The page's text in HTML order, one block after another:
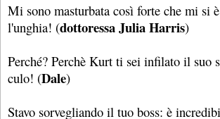
Mi sono masturbata così forte che mi si
l'unghia! (dottoressa Julia Harris)
Perché? Perchè Kurt ti sei infilato il suo
culo! (Dale)
Stavo sorvegliando il tuo boss: è